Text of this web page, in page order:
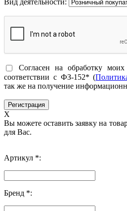
Согласен на обработку
соответствии с ФЗ-152* (
так же на получение
X
Вы можете оставить заявку на
для Вас.
Артикул *:
Бренд *: